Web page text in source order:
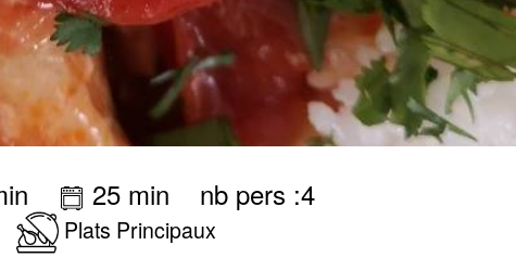
25 min nb pers :4
Plats Principaux